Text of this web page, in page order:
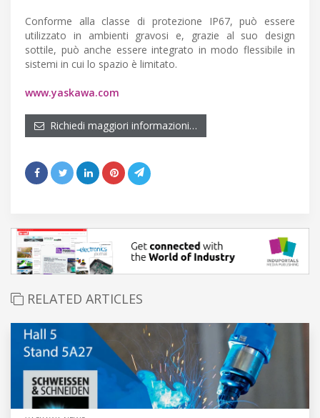
Conforme alla classe di protezione IP67, può essere
utilizzato in ambienti gravosi e, grazie al suo design
sottile, può anche essere integrato in modo flessibile in
sistemi in cui lo spazio è limitato.
www.yaskawa.com
Richiedi maggiori informazioni…
RELATED ARTICLES